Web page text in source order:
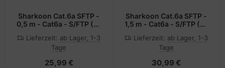
Sharkoon Cat.6a SFTP -
0,5 m - Cat6a - S/FTP (S-
Lieferzeit: ab Lager, 1-3
Tage
25,99 €
Sharkoon Cat.6a SFTP -
1,5 m - Cat6a - S/FTP (S-
Lieferzeit: ab Lager, 1-3
Tage
30,99 €